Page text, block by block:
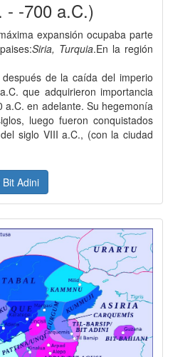
- -700 a.C.)
expansión ocupaba parte
Siria, Turquia.En la región
de la caída del imperio
que adquirieron importancia
a.C. en adelante. Su hegemonía
luego fueron conquistados
siglo VIII a.C., (con la ciudad
Adini